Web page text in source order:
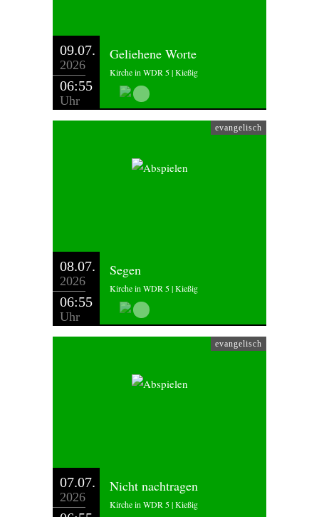
09.07.
2026
06:55
Uhr
Geliehene Worte
Kirche in WDR 5 | Kießig
evangelisch
08.07.
2026
06:55
Uhr
Segen
Kirche in WDR 5 | Kießig
evangelisch
07.07.
2026
Nicht nachtragen
Kirche in WDR 5 | Kießig